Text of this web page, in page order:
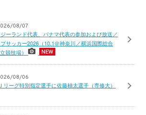
08/07
ーランド代表、パナマ代表の参加および放送／
サッカー2026（10.1＠神奈川／横浜国際総合
競技場）
08/06
リーグ特別指定選手に佐藤柚太選手（専修大）